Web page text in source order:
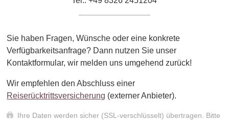
Sie haben Fragen, Wünsche oder eine konkrete
Verfügbarkeitsanfrage? Dann nutzen Sie unser
Kontaktformular, wir melden uns umgehend zurück!
Wir empfehlen den Abschluss einer
Reiserücktrittsversicherung (externer Anbieter).
Ihre Daten werden sicher (SSL-verschlüsselt) übertragen. Bitte